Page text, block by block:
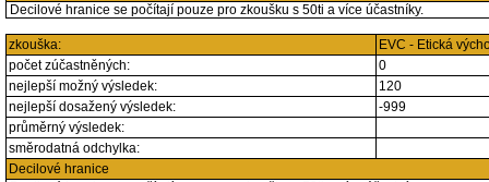
Decilové hranice se počítají pouze pro zkoušku s 50ti a více účastníky.
zkouška:
EVC - Etická
počet zúčastněných:
0
nejlepší možný výsledek:
120
nejlepší dosažený výsledek:
-999
průměrný výsledek:
směrodatná odchylka:
Decilové hranice